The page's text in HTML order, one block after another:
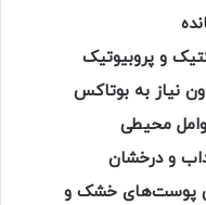
و پروبیوتیک
نیاز به بوتاکس
محیطی
و درخشان
پوست‌های خشک و